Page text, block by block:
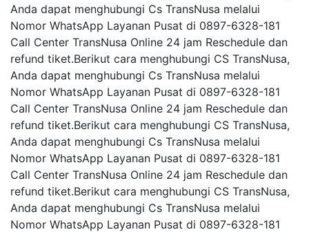
Anda dapat menghubungi Cs TransNusa melalui
Nomor WhatsApp Layanan Pusat di 0897-6328-181
Call Center TransNusa Online 24 jam Reschedule dan
refund tiket.Berikut cara menghubungi CS TransNusa,
Anda dapat menghubungi Cs TransNusa melalui
Nomor WhatsApp Layanan Pusat di 0897-6328-181
Call Center TransNusa Online 24 jam Reschedule dan
refund tiket.Berikut cara menghubungi CS TransNusa,
Anda dapat menghubungi Cs TransNusa melalui
Nomor WhatsApp Layanan Pusat di 0897-6328-181
Call Center TransNusa Online 24 jam Reschedule dan
refund tiket.Berikut cara menghubungi CS TransNusa,
Anda dapat menghubungi Cs TransNusa melalui
Nomor WhatsApp Layanan Pusat di 0897-6328-181